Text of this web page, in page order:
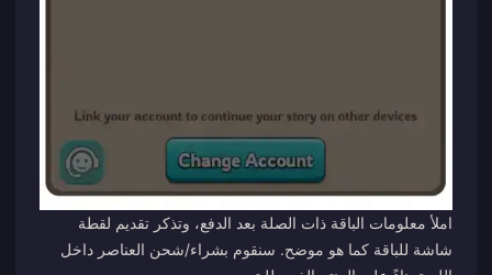
املأ معلومات الباقة ذات الصلة بعد الدفع، وتذكر تقديم لقطة
شاشة للباقة كما هو موضح. سنقوم بشراء/شحن العناصر داخل